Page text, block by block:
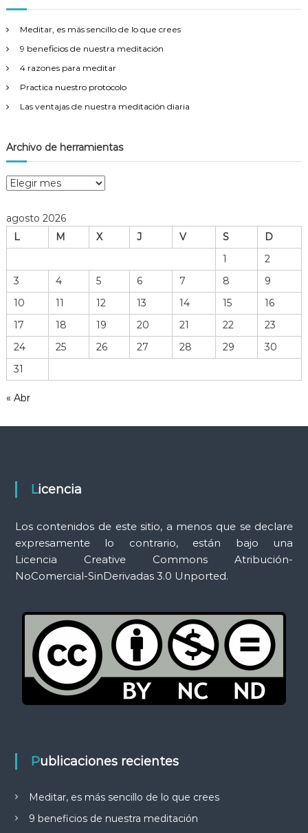
a
:
Meditar, es más sencillo de lo que crees
9 beneficios de nuestra meditación
4 razones para meditar
Practica nuestro protocolo
Las ventajas de nuestra meditación diaria
Archivo de herramientas
A
h
o
h
r
r
m
i
n
agosto 2026
L
M X J V S
D
1
2
3
4 5 6 7 8
9
10
11 12 13 14 15
16
17
18 19 20 21 22
23
24
25 26 27 28 29
30
31
« Abr
Licencia
Los contenidos de este sitio, a menos que se declare
expresamente lo contrario, están bajo una
Licencia Creative Commons Atribución-
NoComercial-SinDerivadas 3.0 Unported.
Publicaciones recientes
Meditar, es más sencillo de lo que crees
9 beneficios de nuestra meditación